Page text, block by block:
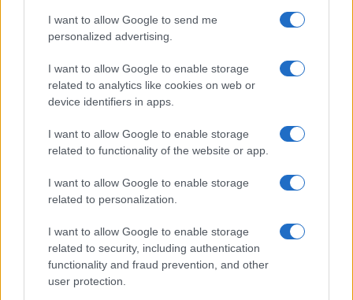
I want to allow Google to send me
personalized advertising.
I want to allow Google to enable storage
related to analytics like cookies on web or
device identifiers in apps.
I want to allow Google to enable storage
related to functionality of the website or app.
I want to allow Google to enable storage
related to personalization.
I want to allow Google to enable storage
related to security, including authentication
functionality and fraud prevention, and other
user protection.
Michelle Hunziker in Gallura, bella anche dal
Calangianus, dopo le polemiche il centro
esplode la protesta
Pausa caffè impeccabile: come scegliere la
soluzione ideale per la casa e l’ufficio